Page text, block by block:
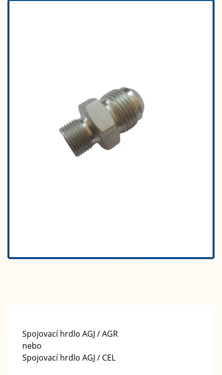
Spojovací hrdlo AGJ / AGR
nebo
Spojovací hrdlo AGJ / CEL